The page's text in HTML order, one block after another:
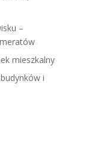
–
mieszkalny
i